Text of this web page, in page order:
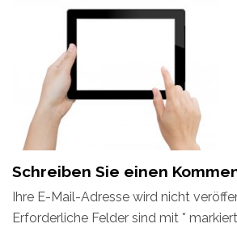
Schreiben Sie einen
Ihre E-Mail-Adresse wird nicht
Erforderliche Felder sind mit * markiert